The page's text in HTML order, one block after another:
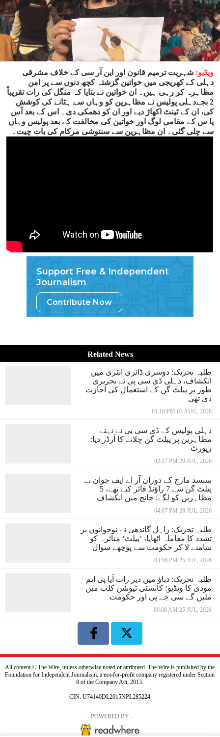
ویڈیو: شہریت ترمیم قانون اور این آر سی کے خلاف مشرقی
دہلی کے کھریجی میں خواتین گزشتہ کچھ دنوں سے پر امن
مظاہرہ کر رہی ہیں۔ ان خواتین نے بتایا کہ منگل کی رات تقریباً
2 بجےدہلی پولیس نے مظاہرین کو وہاں سے ہٹانے کی کوشش
کی، ان کے ٹینٹ اکھاڑ دیے اور ان کو دھمکی دی۔ اس کے بعد آس
پا س کے مقامی لوگ اور خواتین کی مخالفت کے بعد پولیس وہاں
سے چلی گئی۔ ان مظاہرین سے سنتوشی مرکام کی بات چیت۔
Support Free & Independent
Journalism
Contribute Now
Related News
طلبہ تحریک: دوسری ڈائری انٹری میں
انکشاف، دہلی ڈی سی پی نے تحریری
طور پر پیلٹ گن کے استعمال کی اجازت
دی تھی
01:18 PM 03 AUG, 2026
دہلی پولیس کے ڈی سی پی نے نہتے
مظاہرین پر پیلٹ گن چلانے کا آرڈر دیا:
رپورٹ
02:27 PM 29 JUL, 2026
سنسد مارچ کے دوران آر اے ایف جوان نے
پیلٹ گن سے 7 راؤنڈ فائر کیے تھے، 5
مظاہرین کو لگے: جانچ میں انکشاف
04:07 PM 28 JUL, 2026
طلبہ تحریک: راہل گاندھی نے نوجوانوں پر
تشدد کا معاملہ اٹھایا، ’پیلٹ‘ متاثرہ کو
سامنے لا کر حکومت سے پوچھے سوال
03:16 PM 25 JUL, 2026
طلبہ تحریک: دباؤ میں دیر رات آیا پی ایم
مودی کا ویڈیو؛ کانسٹی ٹیوشن کلب میں
ملیں گے سی جے پی اور حکومت
09:08 AM 25 JUL, 2026
All content © The Wire, unless otherwise noted or attributed. The Wire is published by the
Foundation for Independent Journalism, a not-for-profit company registered under Section
8 of the Company Act, 2013.
CIN: U74140DL2015NPL285224
- POWERED BY -